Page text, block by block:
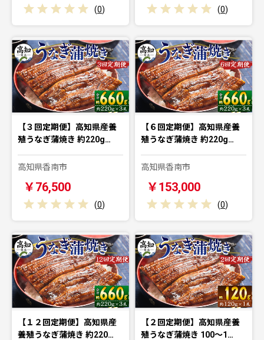
(0) (0)
【３回定期便】高知県産養
殖うなぎ蒲焼き 約220g…
高知県香南市
￥76,500
(0)
【６回定期便】高知県産養
殖うなぎ蒲焼き 約220g…
高知県香南市
￥153,000
(0)
【１２回定期便】高知県産
養殖うなぎ蒲焼き 約220…
【２回定期便】高知県産養
殖うなぎ蒲焼き 100～1…